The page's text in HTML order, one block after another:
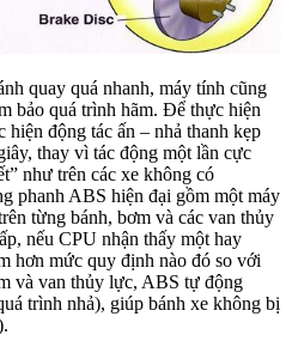
quay quá nhanh, máy tính cũng
bảo quá trình hãm. Để thực hiện
hiện động tác ấn – nhả thanh kẹp
thay vì tác động một lần cực
như trên các xe không có
phanh ABS hiện đại gồm một máy
từng bánh, bơm và các van thủy
nếu CPU nhận thấy một hay
hơn mức quy định nào đó so với
và van thủy lực, ABS tự động
trình nhả), giúp bánh xe không bị